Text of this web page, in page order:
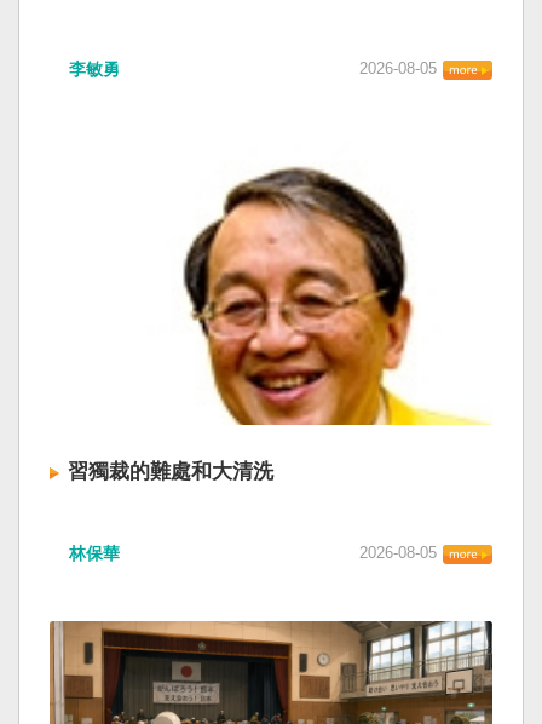
李敏勇 2026-08-05
習獨裁的難處和大清洗
林保華 2026-08-05